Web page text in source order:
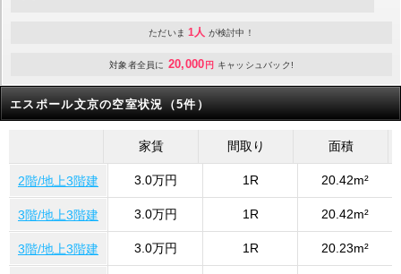
ただいま 1人 が検討中！
対象者全員に 20,000 円 キャッシュバック!
エスポール文京の空室状況（5件）
家賃 間取り 面積
2階/地上3階建 3.0万円 1R 20.42m²
3階/地上3階建 3.0万円 1R 20.42m²
3階/地上3階建 3.0万円 1R 20.23m²